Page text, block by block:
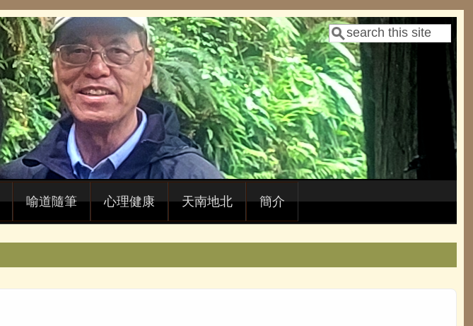
Search form
Search
喻道隨筆 心理健康 天南地北 簡介